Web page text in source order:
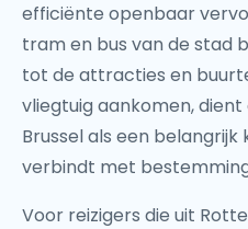
efficiënte openbaar
tram en bus van de stad
tot de attracties en
vliegtuig aankomen,
Brussel als een
verbindt met
Voor reizigers die uit